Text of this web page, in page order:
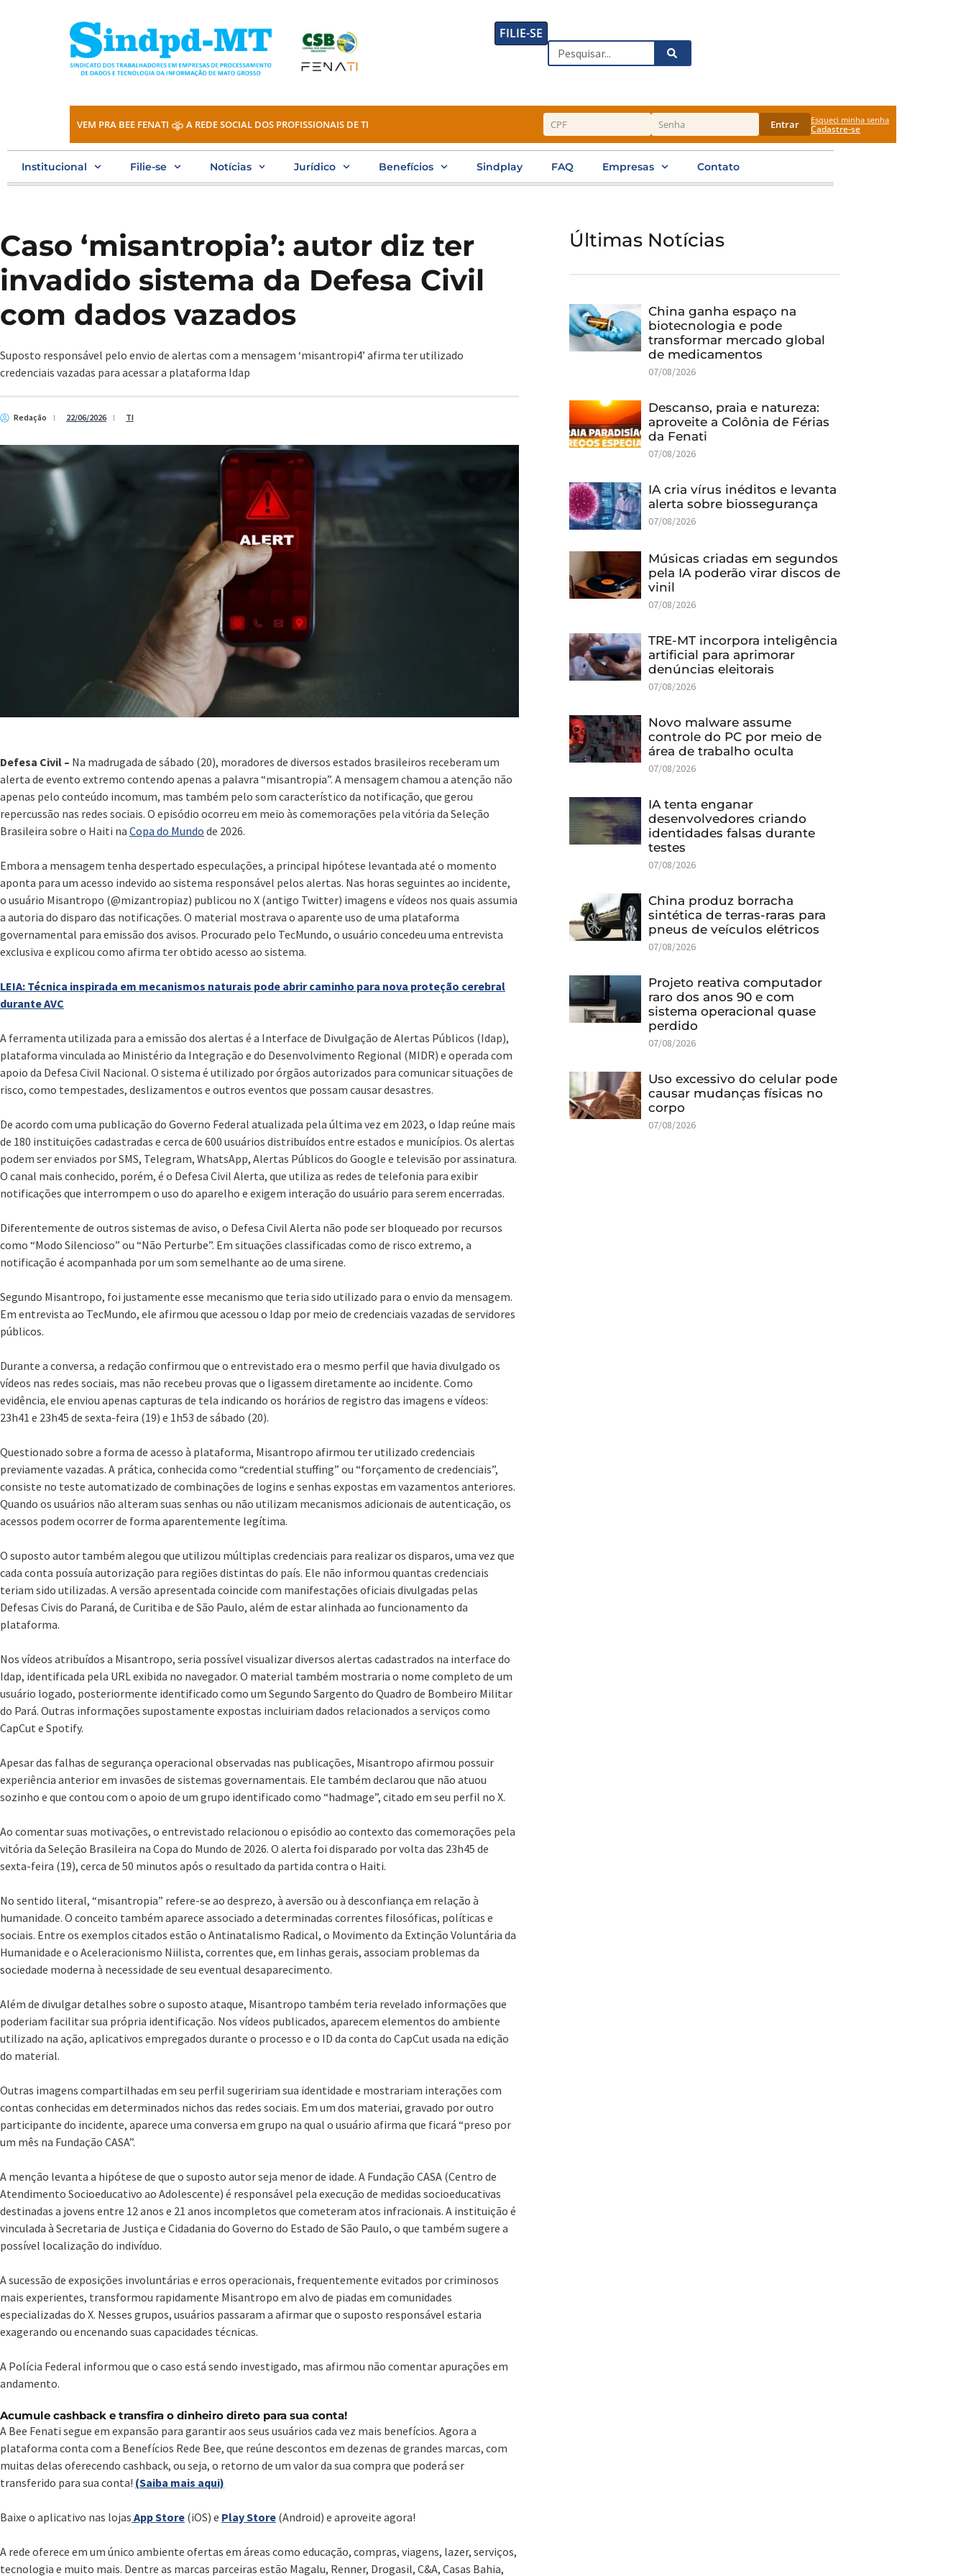
FILIE-SE
Search
VEM PRA BEE FENATI A REDE SOCIAL DOS PROFISSIONAIS DE TI Entrar Esqueci minha senha
Cadastre-se
Institucional Filie-se Notícias Jurídico Benefícios Sindplay FAQ Empresas Contato
Caso ‘misantropia’: autor diz ter
invadido sistema da Defesa Civil
com dados vazados
Suposto responsável pelo envio de alertas com a mensagem ‘misantropi4’ afirma ter utilizado
credenciais vazadas para acessar a plataforma Idap
Redação 22/06/2026 TI
Defesa Civil – Na madrugada de sábado (20), moradores de diversos estados brasileiros receberam um
alerta de evento extremo contendo apenas a palavra “misantropia”. A mensagem chamou a atenção não
apenas pelo conteúdo incomum, mas também pelo som característico da notificação, que gerou
repercussão nas redes sociais. O episódio ocorreu em meio às comemorações pela vitória da Seleção
Brasileira sobre o Haiti na Copa do Mundo de 2026.
Embora a mensagem tenha despertado especulações, a principal hipótese levantada até o momento
aponta para um acesso indevido ao sistema responsável pelos alertas. Nas horas seguintes ao incidente,
o usuário Misantropo (@mizantropiaz) publicou no X (antigo Twitter) imagens e vídeos nos quais assumia
a autoria do disparo das notificações. O material mostrava o aparente uso de uma plataforma
governamental para emissão dos avisos. Procurado pelo TecMundo, o usuário concedeu uma entrevista
exclusiva e explicou como afirma ter obtido acesso ao sistema.
LEIA: Técnica inspirada em mecanismos naturais pode abrir caminho para nova proteção cerebral
durante AVC
A ferramenta utilizada para a emissão dos alertas é a Interface de Divulgação de Alertas Públicos (Idap),
plataforma vinculada ao Ministério da Integração e do Desenvolvimento Regional (MIDR) e operada com
apoio da Defesa Civil Nacional. O sistema é utilizado por órgãos autorizados para comunicar situações de
risco, como tempestades, deslizamentos e outros eventos que possam causar desastres.
De acordo com uma publicação do Governo Federal atualizada pela última vez em 2023, o Idap reúne mais
de 180 instituições cadastradas e cerca de 600 usuários distribuídos entre estados e municípios. Os alertas
podem ser enviados por SMS, Telegram, WhatsApp, Alertas Públicos do Google e televisão por assinatura.
O canal mais conhecido, porém, é o Defesa Civil Alerta, que utiliza as redes de telefonia para exibir
notificações que interrompem o uso do aparelho e exigem interação do usuário para serem encerradas.
Diferentemente de outros sistemas de aviso, o Defesa Civil Alerta não pode ser bloqueado por recursos
como “Modo Silencioso” ou “Não Perturbe”. Em situações classificadas como de risco extremo, a
notificação é acompanhada por um som semelhante ao de uma sirene.
Segundo Misantropo, foi justamente esse mecanismo que teria sido utilizado para o envio da mensagem.
Em entrevista ao TecMundo, ele afirmou que acessou o Idap por meio de credenciais vazadas de servidores
públicos.
Durante a conversa, a redação confirmou que o entrevistado era o mesmo perfil que havia divulgado os
vídeos nas redes sociais, mas não recebeu provas que o ligassem diretamente ao incidente. Como
evidência, ele enviou apenas capturas de tela indicando os horários de registro das imagens e vídeos:
23h41 e 23h45 de sexta-feira (19) e 1h53 de sábado (20).
Questionado sobre a forma de acesso à plataforma, Misantropo afirmou ter utilizado credenciais
previamente vazadas. A prática, conhecida como “credential stuffing” ou “forçamento de credenciais”,
consiste no teste automatizado de combinações de logins e senhas expostas em vazamentos anteriores.
Quando os usuários não alteram suas senhas ou não utilizam mecanismos adicionais de autenticação, os
acessos podem ocorrer de forma aparentemente legítima.
O suposto autor também alegou que utilizou múltiplas credenciais para realizar os disparos, uma vez que
cada conta possuía autorização para regiões distintas do país. Ele não informou quantas credenciais
teriam sido utilizadas. A versão apresentada coincide com manifestações oficiais divulgadas pelas
Defesas Civis do Paraná, de Curitiba e de São Paulo, além de estar alinhada ao funcionamento da
plataforma.
Nos vídeos atribuídos a Misantropo, seria possível visualizar diversos alertas cadastrados na interface do
Idap, identificada pela URL exibida no navegador. O material também mostraria o nome completo de um
usuário logado, posteriormente identificado como um Segundo Sargento do Quadro de Bombeiro Militar
do Pará. Outras informações supostamente expostas incluiriam dados relacionados a serviços como
CapCut e Spotify.
Apesar das falhas de segurança operacional observadas nas publicações, Misantropo afirmou possuir
experiência anterior em invasões de sistemas governamentais. Ele também declarou que não atuou
sozinho e que contou com o apoio de um grupo identificado como “hadmage”, citado em seu perfil no X.
Ao comentar suas motivações, o entrevistado relacionou o episódio ao contexto das comemorações pela
vitória da Seleção Brasileira na Copa do Mundo de 2026. O alerta foi disparado por volta das 23h45 de
sexta-feira (19), cerca de 50 minutos após o resultado da partida contra o Haiti.
No sentido literal, “misantropia” refere-se ao desprezo, à aversão ou à desconfiança em relação à
humanidade. O conceito também aparece associado a determinadas correntes filosóficas, políticas e
sociais. Entre os exemplos citados estão o Antinatalismo Radical, o Movimento da Extinção Voluntária da
Humanidade e o Aceleracionismo Niilista, correntes que, em linhas gerais, associam problemas da
sociedade moderna à necessidade de seu eventual desaparecimento.
Além de divulgar detalhes sobre o suposto ataque, Misantropo também teria revelado informações que
poderiam facilitar sua própria identificação. Nos vídeos publicados, aparecem elementos do ambiente
utilizado na ação, aplicativos empregados durante o processo e o ID da conta do CapCut usada na edição
do material.
Outras imagens compartilhadas em seu perfil sugeririam sua identidade e mostrariam interações com
contas conhecidas em determinados nichos das redes sociais. Em um dos materiai, gravado por outro
participante do incidente, aparece uma conversa em grupo na qual o usuário afirma que ficará “preso por
um mês na Fundação CASA”.
A menção levanta a hipótese de que o suposto autor seja menor de idade. A Fundação CASA (Centro de
Atendimento Socioeducativo ao Adolescente) é responsável pela execução de medidas socioeducativas
destinadas a jovens entre 12 anos e 21 anos incompletos que cometeram atos infracionais. A instituição é
vinculada à Secretaria de Justiça e Cidadania do Governo do Estado de São Paulo, o que também sugere a
possível localização do indivíduo.
A sucessão de exposições involuntárias e erros operacionais, frequentemente evitados por criminosos
mais experientes, transformou rapidamente Misantropo em alvo de piadas em comunidades
especializadas do X. Nesses grupos, usuários passaram a afirmar que o suposto responsável estaria
exagerando ou encenando suas capacidades técnicas.
A Polícia Federal informou que o caso está sendo investigado, mas afirmou não comentar apurações em
andamento.
Acumule cashback e transfira o dinheiro direto para sua conta!
A Bee Fenati segue em expansão para garantir aos seus usuários cada vez mais benefícios. Agora a
plataforma conta com a Benefícios Rede Bee, que reúne descontos em dezenas de grandes marcas, com
muitas delas oferecendo cashback, ou seja, o retorno de um valor da sua compra que poderá ser
transferido para sua conta! (Saiba mais aqui)
Baixe o aplicativo nas lojas App Store (iOS) e Play Store (Android) e aproveite agora!
A rede oferece em um único ambiente ofertas em áreas como educação, compras, viagens, lazer, serviços,
tecnologia e muito mais. Dentre as marcas parceiras estão Magalu, Renner, Drogasil, C&A, Casas Bahia,
Últimas Notícias
China ganha espaço na
biotecnologia e pode
transformar mercado global
de medicamentos
07/08/2026
Descanso, praia e natureza:
aproveite a Colônia de Férias
da Fenati
07/08/2026
IA cria vírus inéditos e levanta
alerta sobre biossegurança
07/08/2026
Músicas criadas em segundos
pela IA poderão virar discos de
vinil
07/08/2026
TRE-MT incorpora inteligência
artificial para aprimorar
denúncias eleitorais
07/08/2026
Novo malware assume
controle do PC por meio de
área de trabalho oculta
07/08/2026
IA tenta enganar
desenvolvedores criando
identidades falsas durante
testes
07/08/2026
China produz borracha
sintética de terras-raras para
pneus de veículos elétricos
07/08/2026
Projeto reativa computador
raro dos anos 90 e com
sistema operacional quase
perdido
07/08/2026
Uso excessivo do celular pode
causar mudanças físicas no
corpo
07/08/2026